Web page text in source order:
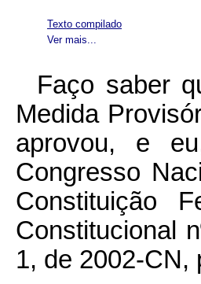
Ver mais...
Texto compilado
Faço saber
Medida
aprovou, e
Congresso
Constituição
Constitucional
1, de 2002-CN,